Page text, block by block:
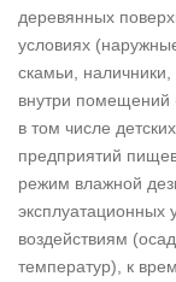
деревянных
условиях
скамьи,
внутри помещений
в том числе
предприятий
режим влажной
эксплуатационных
воздействиям
температур), к